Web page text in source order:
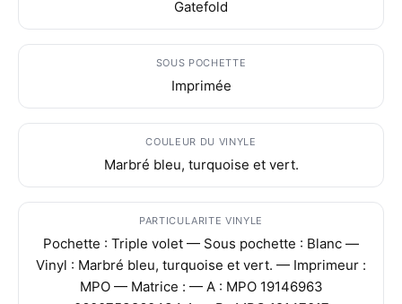
Gatefold
SOUS POCHETTE
Imprimée
COULEUR DU VINYLE
Marbré bleu, turquoise et vert.
PARTICULARITE VINYLE
Pochette : Triple volet — Sous pochette : Blanc —
Vinyl : Marbré bleu, turquoise et vert. — Imprimeur :
MPO — Matrice : — A : MPO 19146963